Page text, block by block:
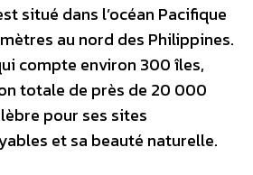
situé dans l’océan Pacifique
au nord des Philippines.
compte environ 300 îles,
totale de près de 20 000
pour ses sites
et sa beauté naturelle.